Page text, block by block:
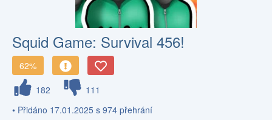
Squid Game: Survival 456!
62%
182
111
• Přidáno 17.01.2025 s 974 přehrání